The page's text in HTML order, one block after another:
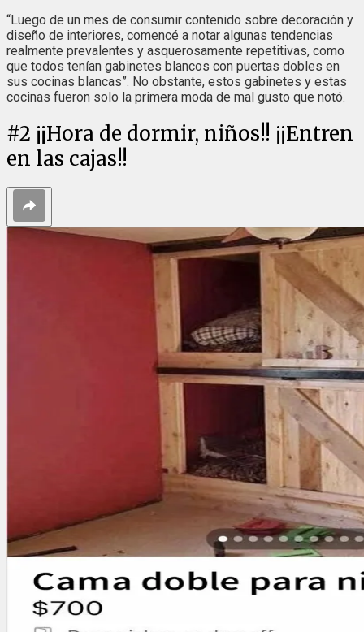
“Luego de un mes de consumir contenido sobre decoración y
diseño de interiores, comencé a notar algunas tendencias
realmente prevalentes y asquerosamente repetitivas, como
que todos tenían gabinetes blancos con puertas dobles en
sus cocinas blancas”. No obstante, estos gabinetes y estas
cocinas fueron solo la primera moda de mal gusto que notó.
#2 ¡¡Hora de dormir, niños!! ¡¡Entren
en las cajas!!